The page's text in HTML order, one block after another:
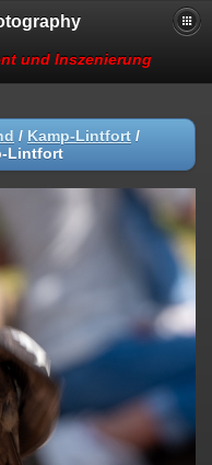
und Inszenierung
/ Kamp-Lintfort /
Lintfort